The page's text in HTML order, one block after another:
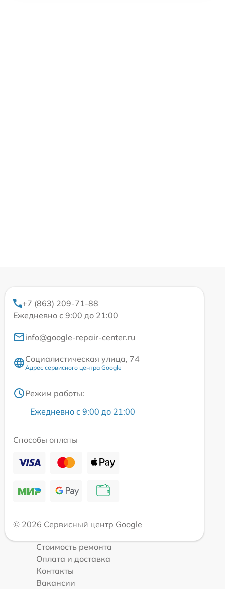
+7 (863) 209-71-88
Ежедневно с 9:00 до 21:00
info@google-repair-center.ru
Социалистическая улица, 74
Адрес сервисного центра Google
Режим работы:
Ежедневно с 9:00 до 21:00
Способы оплаты
© 2026 Сервисный центр Google
Стоимость ремонта
Оплата и доставка
Контакты
Вакансии